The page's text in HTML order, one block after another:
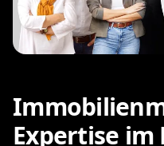
Expertise im